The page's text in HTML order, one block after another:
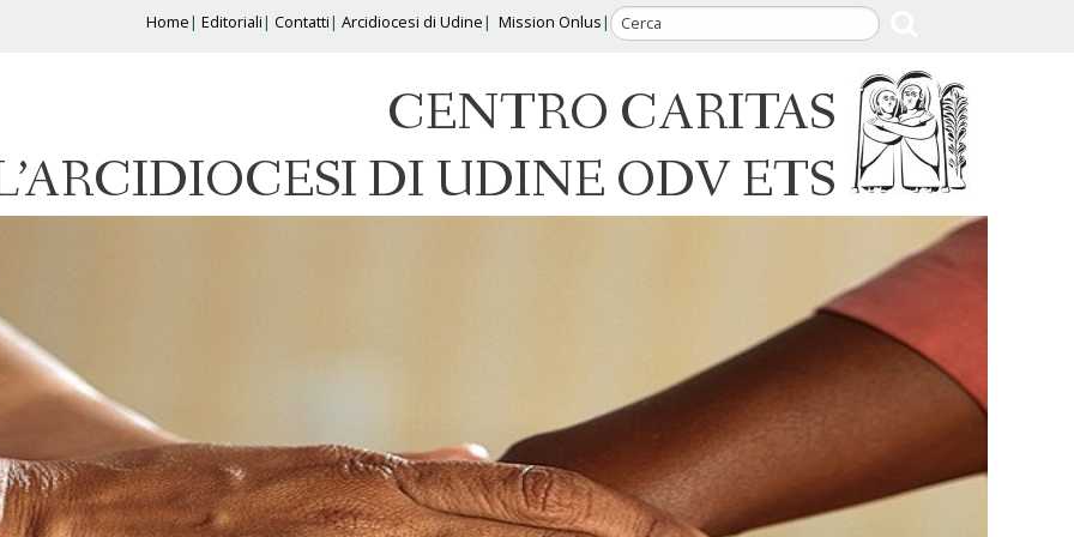
Home Editoriali Contatti Arcidiocesi di Udine Mission Onlus
CENTRO CARITAS
DI UDINE ODV ETS